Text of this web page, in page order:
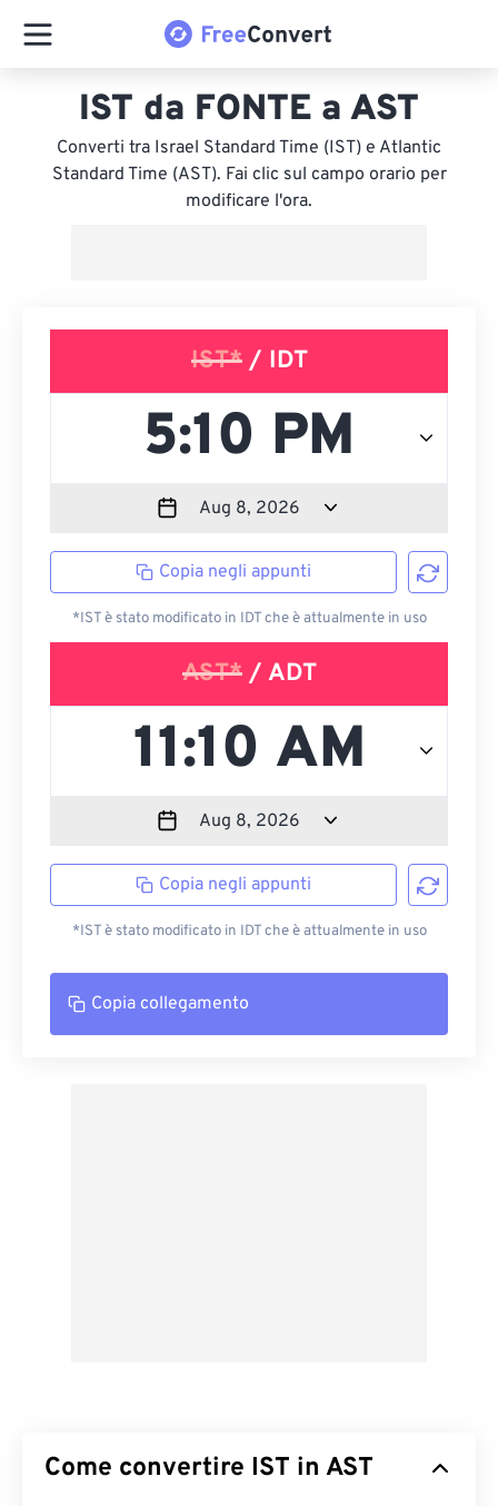
IST da FONTE a AST
Converti tra Israel Standard Time (IST) e Atlantic
Standard Time (AST). Fai clic sul campo orario per
modificare l'ora.
IST*/ IDT
Copia negli appunti
*IST è stato modificato in IDT che è attualmente in uso
AST*/ ADT
Copia negli appunti
*IST è stato modificato in IDT che è attualmente in uso
Copia collegamento
Come convertire IST in AST